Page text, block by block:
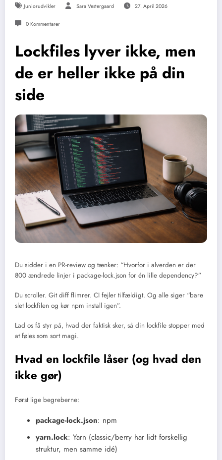
Juniorudvikler Sara Vestergaard 27. April 2026
0 Kommentarer
Lockfiles lyver ikke, men
de er heller ikke på din
side
Du sidder i en PR-review og tænker: “Hvorfor i alverden er der
800 ændrede linjer i package-lock.json for én lille dependency?”
Du scroller. Git diff flimrer. CI fejler tilfældigt. Og alle siger “bare
slet lockfilen og kør npm install igen”.
Lad os få styr på, hvad der faktisk sker, så din lockfile stopper med
at føles som sort magi.
Hvad en lockfile låser (og hvad den
ikke gør)
Først lige begreberne:
package-lock.json: npm
yarn.lock: Yarn (classic/berry har lidt forskellig
struktur, men samme idé)